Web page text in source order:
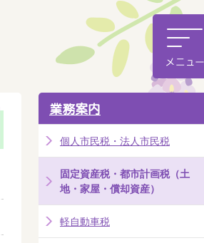
業務案内
個人市民税・法人市民税
固定資産税・都市計画税（土
地・家屋・償却資産）
軽自動車税